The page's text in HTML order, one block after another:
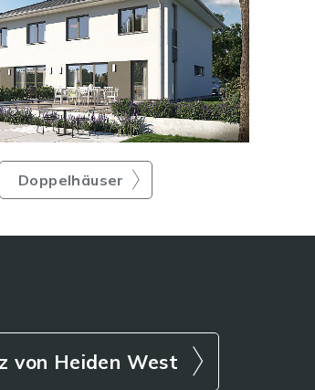
Doppelhäuser
von Heiden West